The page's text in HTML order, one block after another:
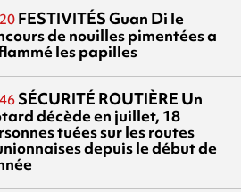
FESTIVITÉSGuan Di le
de nouilles pimentées a
les papilles
SÉCURITÉ ROUTIÈRE Un
décède en juillet, 18
tuées sur les routes
depuis le début de